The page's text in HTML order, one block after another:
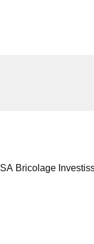
Bricolage